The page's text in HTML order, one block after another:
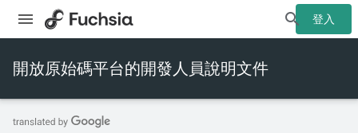
登入
開放原始碼平台的開發人員說明文件